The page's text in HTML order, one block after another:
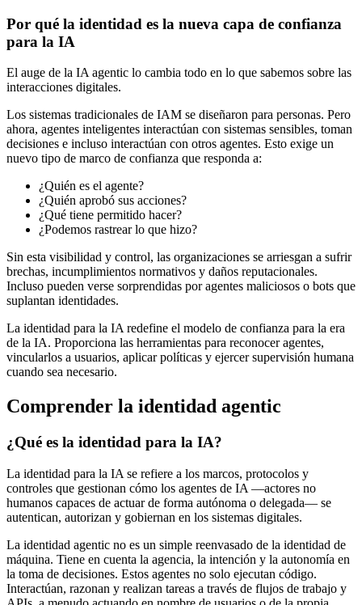
Por qué la identidad es la nueva capa de confianza
para la IA
El auge de la IA agentic lo cambia todo en lo que sabemos sobre las
interacciones digitales.
Los sistemas tradicionales de IAM se diseñaron para personas. Pero
ahora, agentes inteligentes interactúan con sistemas sensibles, toman
decisiones e incluso interactúan con otros agentes. Esto exige un
nuevo tipo de marco de confianza que responda a:
¿Quién es el agente?
¿Quién aprobó sus acciones?
¿Qué tiene permitido hacer?
¿Podemos rastrear lo que hizo?
Sin esta visibilidad y control, las organizaciones se arriesgan a sufrir
brechas, incumplimientos normativos y daños reputacionales.
Incluso pueden verse sorprendidas por agentes maliciosos o bots que
suplantan identidades.
La identidad para la IA redefine el modelo de confianza para la era
de la IA. Proporciona las herramientas para reconocer agentes,
vincularlos a usuarios, aplicar políticas y ejercer supervisión humana
cuando sea necesario.
Comprender la identidad agentic
¿Qué es la identidad para la IA?
La identidad para la IA se refiere a los marcos, protocolos y
controles que gestionan cómo los agentes de IA —actores no
humanos capaces de actuar de forma autónoma o delegada— se
autentican, autorizan y gobiernan en los sistemas digitales.
La identidad agentic no es un simple reenvasado de la identidad de
máquina. Tiene en cuenta la agencia, la intención y la autonomía en
la toma de decisiones. Estos agentes no solo ejecutan código.
Interactúan, razonan y realizan tareas a través de flujos de trabajo y